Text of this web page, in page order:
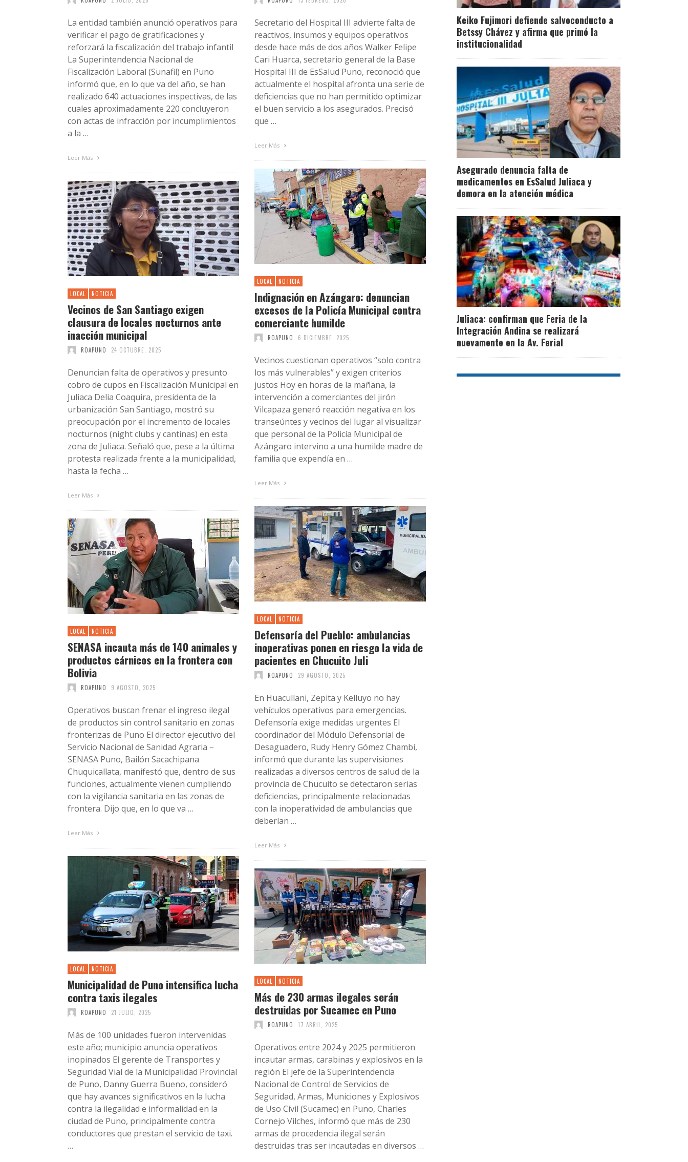
La entidad también anunció operativos para
verificar el pago de gratificaciones y
reforzará la fiscalización del trabajo infantil
La Superintendencia Nacional de
Fiscalización Laboral (Sunafil) en Puno
informó que, en lo que va del año, se han
realizado 640 actuaciones inspectivas, de las
cuales aproximadamente 220 concluyeron
con actas de infracción por incumplimientos
a la …
Leer Más
Secretario del Hospital III advierte falta de
reactivos, insumos y equipos operativos
desde hace más de dos años Walker Felipe
Cari Huarca, secretario general de la Base
Hospital III de EsSalud Puno, reconoció que
actualmente el hospital afronta una serie de
deficiencias que no han permitido optimizar
el buen servicio a los asegurados. Precisó
que …
Leer Más
LOCAL NOTICIA
Indignación en Azángaro: denuncian
excesos de la Policía Municipal contra
comerciante humilde
ROAPUNO 6 DICIEMBRE, 2025
Vecinos cuestionan operativos “solo contra
los más vulnerables” y exigen criterios
justos Hoy en horas de la mañana, la
intervención a comerciantes del jirón
Vilcapaza generó reacción negativa en los
transeúntes y vecinos del lugar al visualizar
que personal de la Policía Municipal de
Azángaro intervino a una humilde madre de
familia que expendía en …
Leer Más
LOCAL NOTICIA
Vecinos de San Santiago exigen
clausura de locales nocturnos ante
inacción municipal
ROAPUNO 24 OCTUBRE, 2025
Denuncian falta de operativos y presunto
cobro de cupos en Fiscalización Municipal en
Juliaca Delia Coaquira, presidenta de la
urbanización San Santiago, mostró su
preocupación por el incremento de locales
nocturnos (night clubs y cantinas) en esta
zona de Juliaca. Señaló que, pese a la última
protesta realizada frente a la municipalidad,
hasta la fecha …
Leer Más
LOCAL NOTICIA
Defensoría del Pueblo: ambulancias
inoperativas ponen en riesgo la vida de
pacientes en Chucuito Juli
ROAPUNO 29 AGOSTO, 2025
En Huacullani, Zepita y Kelluyo no hay
vehículos operativos para emergencias.
Defensoría exige medidas urgentes El
coordinador del Módulo Defensorial de
Desaguadero, Rudy Henry Gómez Chambi,
informó que durante las supervisiones
realizadas a diversos centros de salud de la
provincia de Chucuito se detectaron serias
deficiencias, principalmente relacionadas
con la inoperatividad de ambulancias que
deberían …
Leer Más
LOCAL NOTICIA
SENASA incauta más de 140 animales y
productos cárnicos en la frontera con
Bolivia
ROAPUNO 9 AGOSTO, 2025
Operativos buscan frenar el ingreso ilegal
de productos sin control sanitario en zonas
fronterizas de Puno El director ejecutivo del
Servicio Nacional de Sanidad Agraria –
SENASA Puno, Bailón Sacachipana
Chuquicallata, manifestó que, dentro de sus
funciones, actualmente vienen cumpliendo
con la vigilancia sanitaria en las zonas de
frontera. Dijo que, en lo que va …
Leer Más
LOCAL NOTICIA
Municipalidad de Puno intensifica lucha
contra taxis ilegales
ROAPUNO 21 JULIO, 2025
Más de 100 unidades fueron intervenidas
este año; municipio anuncia operativos
inopinados El gerente de Transportes y
Seguridad Vial de la Municipalidad Provincial
de Puno, Danny Guerra Bueno, consideró
que hay avances significativos en la lucha
contra la ilegalidad e informalidad en la
ciudad de Puno, principalmente contra
conductores que prestan el servicio de taxi.
…
LOCAL NOTICIA
Más de 230 armas ilegales serán
destruidas por Sucamec en Puno
ROAPUNO 17 ABRIL, 2025
Operativos entre 2024 y 2025 permitieron
incautar armas, carabinas y explosivos en la
región El jefe de la Superintendencia
Nacional de Control de Servicios de
Seguridad, Armas, Municiones y Explosivos
de Uso Civil (Sucamec) en Puno, Charles
Cornejo Vilches, informó que más de 230
armas de procedencia ilegal serán
destruidas tras ser incautadas en diversos …
Keiko Fujimori defiende salvoconducto a
Betssy Chávez y afirma que primó la
institucionalidad
Asegurado denuncia falta de
medicamentos en EsSalud Juliaca y
demora en la atención médica
Juliaca: confirman que Feria de la
Integración Andina se realizará
nuevamente en la Av. Ferial